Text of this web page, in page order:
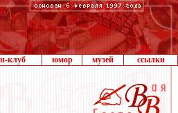
клуб юмор музей ссылки